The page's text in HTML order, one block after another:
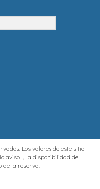
Los valores de este sitio
aviso y la disponibilidad de
de la reserva.